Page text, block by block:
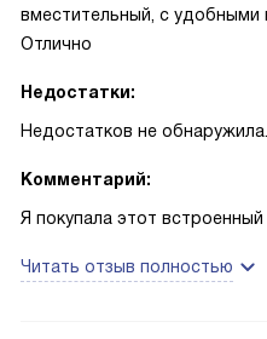
вместительный, с
Отлично
Недостатки:
Недостатков не обнаружила.
Комментарий:
Я покупала этот
приятно отмечать, как
Читать отзыв полностью